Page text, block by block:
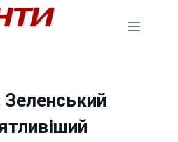
Зеленський